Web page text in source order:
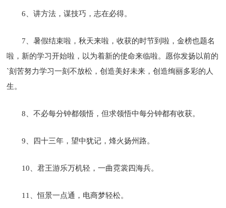
6、讲方法，谋技巧，志在必得。
7、暑假结束啦，秋天来啦，收获的时节到啦，金榜也题名
啦，新的学习开始啦，以为着新的使命来临啦。愿你发扬以前的
`刻苦努力学习一刻不放松，创造美好未来，创造绚丽多彩的人
生。
8、不必每分钟都领悟，但求领悟中每分钟都有收获。
9、四十三年，望中犹记，烽火扬州路。
10、君王游乐万机轻，一曲霓裳四海兵。
11、恒景一点通，电商梦轻松。